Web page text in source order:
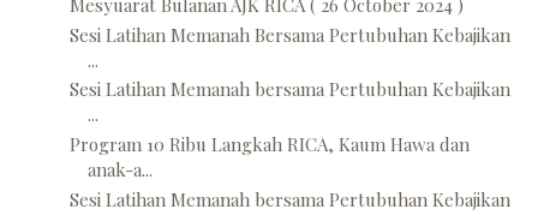
Sesi Latihan Memanah Bersama Pertubuhan Kebajikan
...
Sesi Latihan Memanah bersama Pertubuhan Kebajikan
...
Program 10 Ribu Langkah RICA, Kaum Hawa dan
anak-a...
Sesi Latihan Memanah bersama Pertubuhan Kebajikan